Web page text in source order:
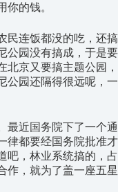
你的钱。
民连饭都没的吃，还搞
公园没有搞成，于是要
北京又要搞主题公园，
公园还隔得很远呢，一
最近国务院下了一个通
律都要经国务院批准才
吧，林业系统搞的，占
作，就为了盖一座五星